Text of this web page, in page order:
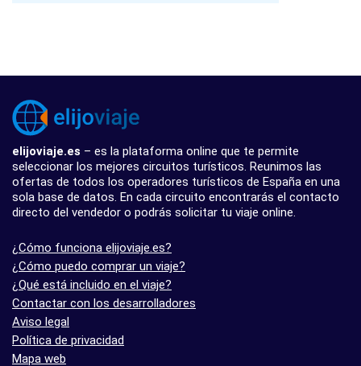
elijoviaje.es – es la plataforma online que te permite
seleccionar los mejores circuitos turísticos. Reunimos las
ofertas de todos los operadores turísticos de España en una
sola base de datos. En cada circuito encontrarás el contacto
directo del vendedor o podrás solicitar tu viaje online.
¿Cómo funciona elijoviaje.es?
¿Cómo puedo comprar un viaje?
¿Qué está incluido en el viaje?
Contactar con los desarrolladores
Aviso legal
Política de privacidad
Mapa web